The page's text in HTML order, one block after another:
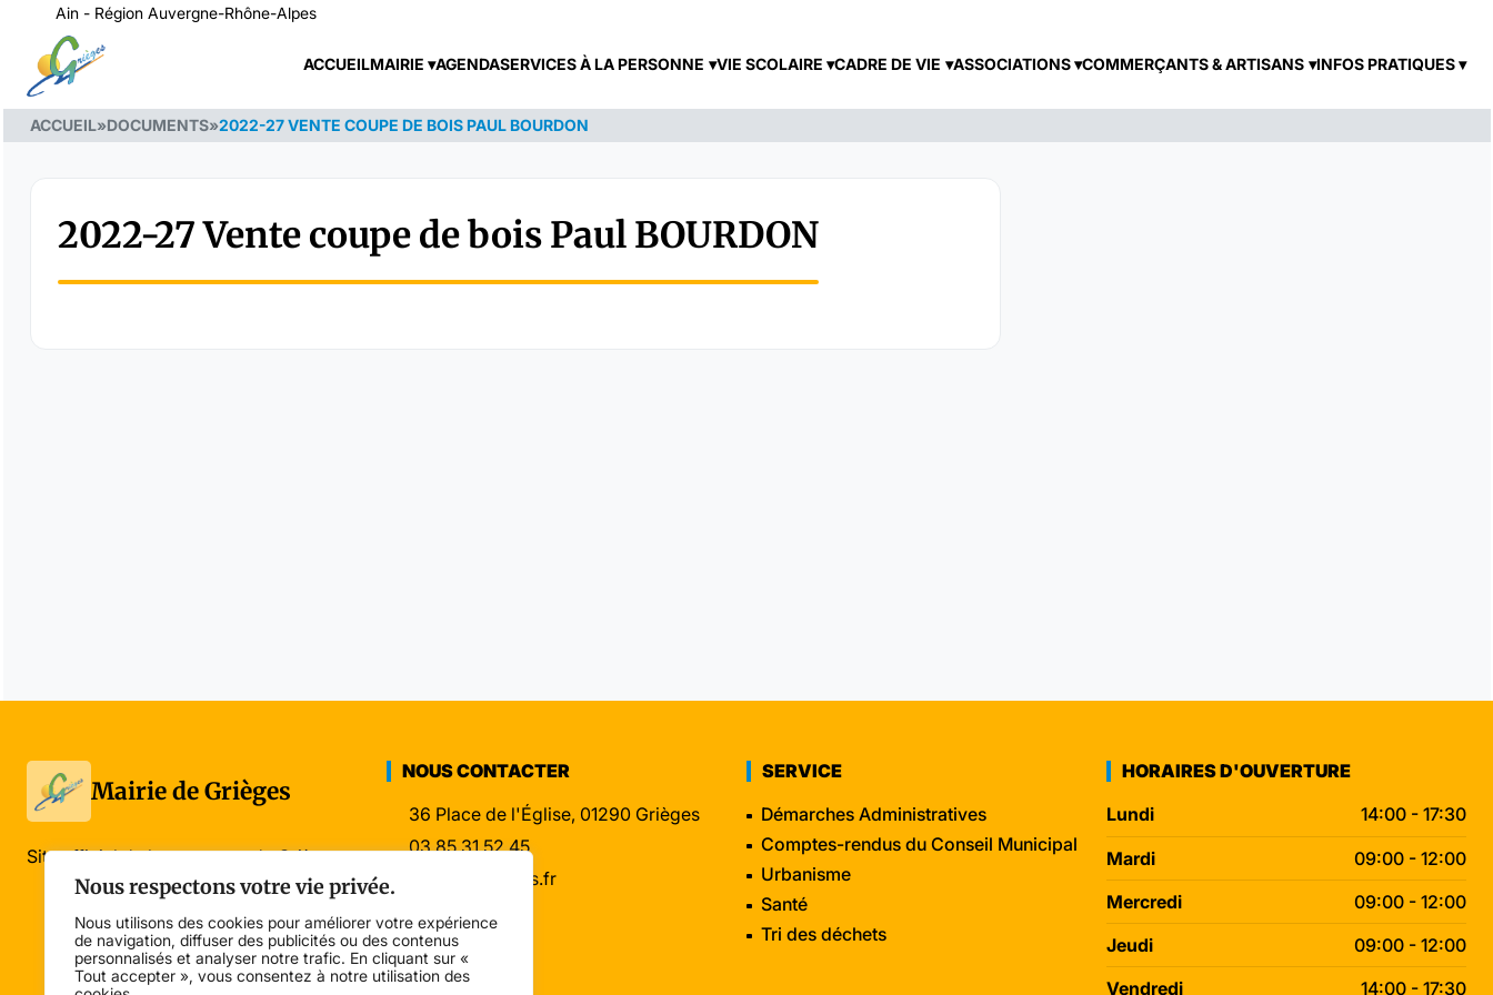
Nous respectons votre vie privée.
Nous utilisons des cookies pour améliorer votre expérience
de navigation, diffuser des publicités ou des contenus
personnalisés et analyser notre trafic. En cliquant sur «
Tout accepter », vous consentez à notre utilisation des
Ain - Région Auvergne-Rhône-Alpes
ACCUEILMAIRIE AGENDASERVICES À LA PERSONNE VIE SCOLAIRE CADRE DE VIE ASSOCIATIONS COMMERÇANTS & ARTISANS INFOS PRATIQUES
ACCUEIL»DOCUMENTS»2022-27 VENTE COUPE DE BOIS PAUL BOURDON
2022-27 Vente coupe de bois Paul BOURDON
Mairie de Grièges
Site officiel de la commune de Grièges
NOUS CONTACTER
36 Place de l'Église, 01290 Grièges
03 85 31 52 45
mairie@grieges.fr
SERVICE
Démarches Administratives
Comptes-rendus du Conseil Municipal
Urbanisme
Santé
Tri des déchets
HORAIRES D'OUVERTURE
Lundi
14:00 - 17:30
Mardi
09:00 - 12:00
Mercredi
09:00 - 12:00
Jeudi
09:00 - 12:00
Vendredi
14:00 - 17:30